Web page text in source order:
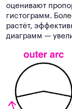
оценивают
гистограмм.
растёт,
диаграмм —